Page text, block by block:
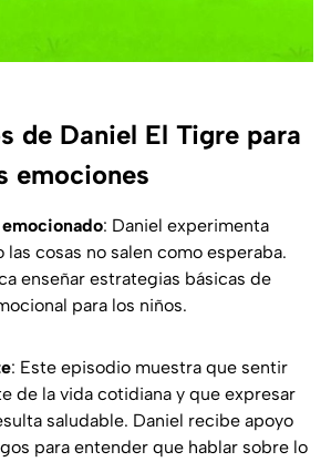
de Daniel El Tigre para
emociones
: Daniel experimenta
cosas no salen como esperaba.
enseñar estrategias básicas de
para los niños.
: Este episodio muestra que sentir
de la vida cotidiana y que expresar
saludable. Daniel recibe apoyo
para entender que hablar sobre lo